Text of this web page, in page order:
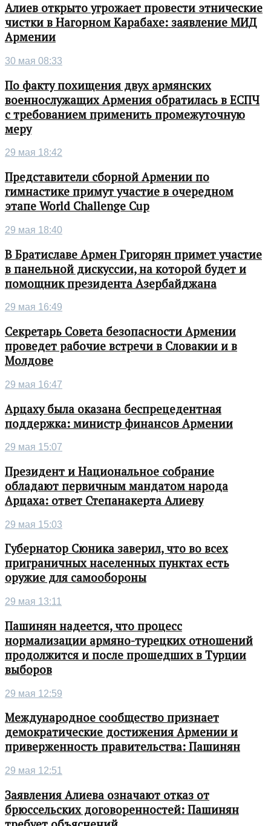
Алиев открыто угрожает провести этнические
чистки в Нагорном Карабахе: заявление МИД
Армении
30 мая 08:33
По факту похищения двух армянских
военнослужащих Армения обратилась в ЕСПЧ
с требованием применить промежуточную
меру
29 мая 18:42
Представители сборной Армении по
гимнастике примут участие в очередном
этапе World Challenge Cup
29 мая 18:40
В Братиславе Армен Григорян примет участие
в панельной дискуссии, на которой будет и
помощник президента Азербайджана
29 мая 16:49
Секретарь Совета безопасности Армении
проведет рабочие встречи в Словакии и в
Молдове
29 мая 16:47
Арцаху была оказана беспрецедентная
поддержка: министр финансов Армении
29 мая 15:07
Президент и Национальное собрание
обладают первичным мандатом народа
Арцаха: ответ Степанакерта Алиеву
29 мая 15:03
Губернатор Сюника заверил, что во всех
приграничных населенных пунктах есть
оружие для самообороны
29 мая 13:11
Пашинян надеется, что процесс
нормализации армяно-турецких отношений
продолжится и после прошедших в Турции
выборов
29 мая 12:59
Международное сообщество признает
демократические достижения Армении и
приверженность правительства: Пашинян
29 мая 12:51
Заявления Алиева означают отказ от
брюссельских договоренностей: Пашинян